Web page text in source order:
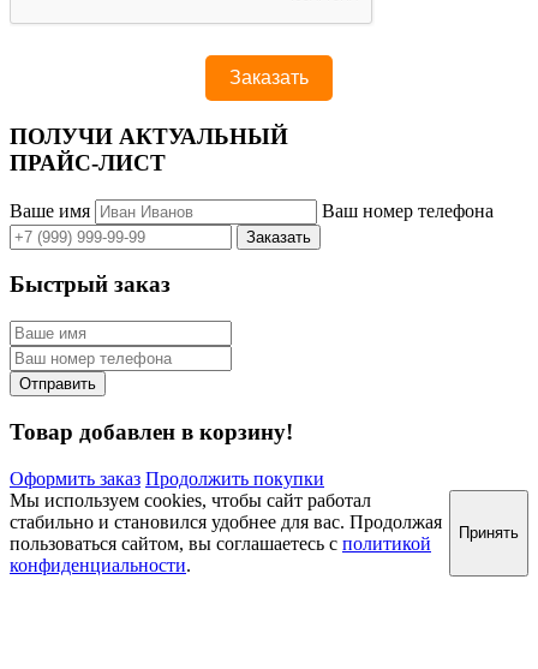
ПОЛУЧИ АКТУАЛЬНЫЙ
ПРАЙС-ЛИСТ
Ваше имя Ваш номер телефона
Быстрый заказ
Товар добавлен в корзину!
Оформить заказ Продолжить покупки
Мы используем cookies, чтобы сайт работал
стабильно и становился удобнее для вас. Продолжая
пользоваться сайтом, вы соглашаетесь с политикой
конфиденциальности.
Принять